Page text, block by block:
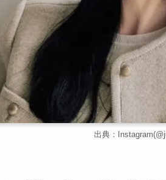
出典：